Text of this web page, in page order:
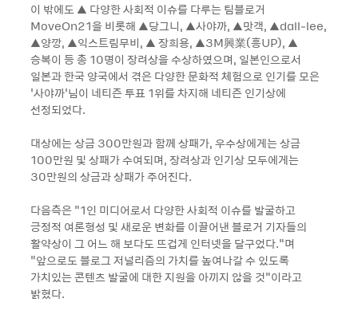
이 밖에도 ▲ 다양한 사회적 이슈를 다루는 팀블로거
MoveOn21을 비롯해 ▲당그니, ▲사야까, ▲맛객, ▲dall-lee,
▲양깡, ▲익스트림무비, ▲ 장희용, ▲3M興業(흥UP), ▲
승복이 등 총 10명이 장려상을 수상하였으며, 일본인으로서
일본과 한국 양국에서 겪은 다양한 문화적 체험으로 인기를 모은
‘사야까’님이 네티즌 투표 1위를 차지해 네티즌 인기상에
선정되었다.
대상에는 상금 300만원과 함께 상패가, 우수상에게는 상금
100만원 및 상패가 수여되며, 장려상과 인기상 모두에게는
30만원의 상금과 상패가 주어진다.
다음측은 "1인 미디어로서 다양한 사회적 이슈를 발굴하고
긍정적 여론형성 및 새로운 변화를 이끌어낸 블로거 기자들의
활약상이 그 어느 해 보다도 뜨겁게 인터넷을 달구었다."며
“앞으로도 블로그 저널리즘의 가치를 높여나갈 수 있도록
가치있는 콘텐츠 발굴에 대한 지원을 아끼지 않을 것"이라고
밝혔다.